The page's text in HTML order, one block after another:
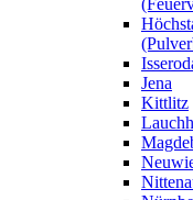
Jena
Kittlitz